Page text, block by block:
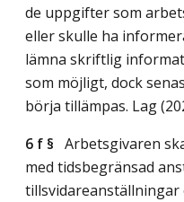
de uppgifter som
eller skulle ha
lämna skriftlig
som möjligt, dock
börja tillämpas. Lag
6 f § Arbetsgivaren
med tidsbegränsad